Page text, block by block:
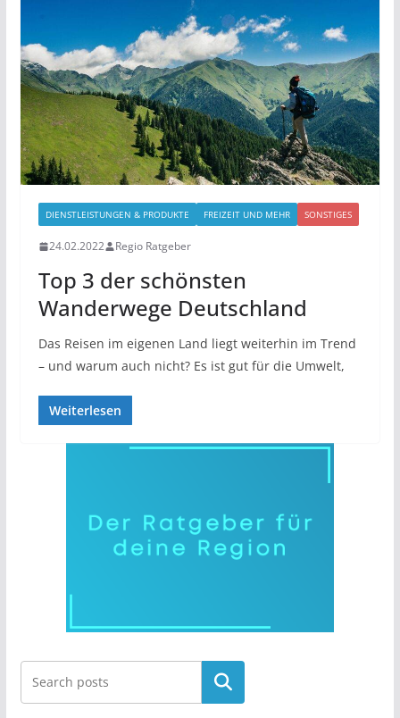
DIENSTLEISTUNGEN & PRODUKTE FREIZEIT UND MEHR SONSTIGES
24.02.2022 Regio Ratgeber
Top 3 der schönsten
Wanderwege Deutschland
Das Reisen im eigenen Land liegt weiterhin im Trend
– und warum auch nicht? Es ist gut für die Umwelt,
Weiterlesen